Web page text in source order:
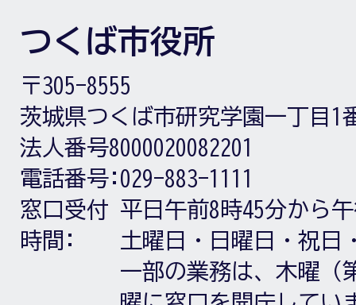
つくば市役所
〒305-8555
茨城県つくば市研究学園一丁目1
法人番号8000020082201
電話番号: 029-883-1111
窓口受付
時間:
平日午前8時45分から
土曜日・日曜日・祝日
一部の業務は、木曜（